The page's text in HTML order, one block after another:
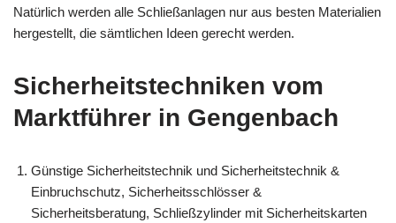
Natürlich werden alle Schließanlagen nur aus besten Materialien
hergestellt, die sämtlichen Ideen gerecht werden.
Sicherheitstechniken vom
Marktführer in Gengenbach
Günstige Sicherheitstechnik und Sicherheitstechnik &
Einbruchschutz, Sicherheitsschlösser &
Sicherheitsberatung, Schließzylinder mit Sicherheitskarten